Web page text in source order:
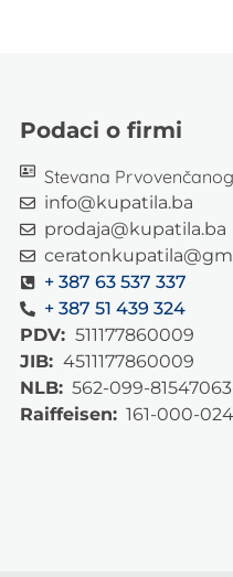
Podaci o firmi
Stevana
info@kupatila.ba
prodaja@kupatila.ba
+ 387 63 537 337
+ 387 51 439 324
PDV: 511177860009
JIB: 4511177860009
NLB:562-099-
Raiffeisen:161-000-